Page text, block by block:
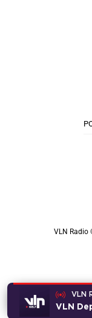
VLN
VLN
VLN Radio